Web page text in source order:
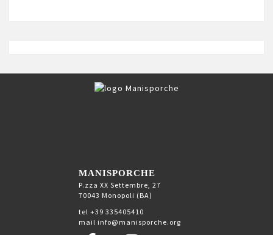
MANISPORCHE
P.zza XX Settembre, 27
70043 Monopoli (BA)
tel +39 335405410
mail info@manisporche.org